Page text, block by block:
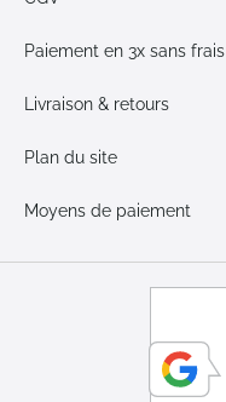
Paiement en 3x sans frais
Livraison & retours
Plan du site
Moyens de paiement